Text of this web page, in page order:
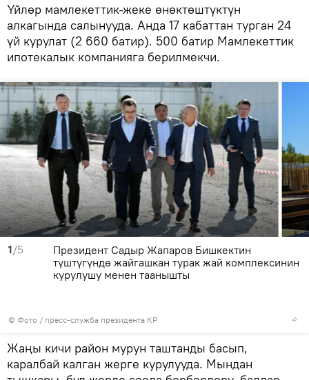
Үйлөр мамлекеттик-жеке өнөктөштүктүн
алкагында салынууда. Анда 17 кабаттан турган 24
үй курулат (2 660 батир). 500 батир Мамлекеттик
ипотекалык компанияга берилмекчи.
1/5
© Фото / пресс-служба президента КР
Президент Садыр Жапаров Бишкектин
түштүгүндө жайгашкан турак жай комплексинин
курулушу менен таанышты
Жаңы кичи район мурун таштанды басып,
каралбай калган жерге курулууда. Мындан